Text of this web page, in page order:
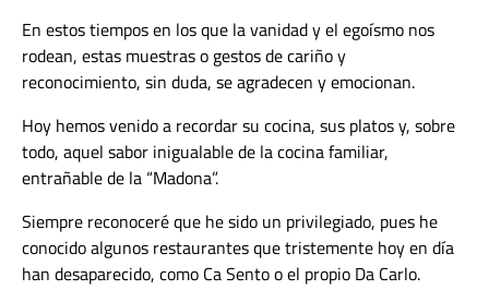
En estos tiempos en los que la vanidad y el egoísmo nos
rodean, estas muestras o gestos de cariño y
reconocimiento, sin duda, se agradecen y emocionan.
Hoy hemos venido a recordar su cocina, sus platos y, sobre
todo, aquel sabor inigualable de la cocina familiar,
entrañable de la “Madona”.
Siempre reconoceré que he sido un privilegiado, pues he
conocido algunos restaurantes que tristemente hoy en día
han desaparecido, como Ca Sento o el propio Da Carlo.